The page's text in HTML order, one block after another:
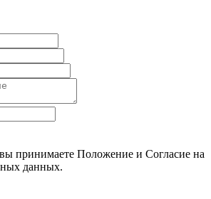
принимаете Положение и Согласие на
данных.